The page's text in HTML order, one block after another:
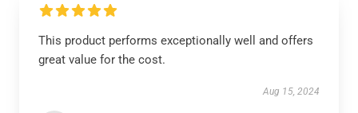
This product performs exceptionally well and offers
great value for the cost.
Aug 15, 2024